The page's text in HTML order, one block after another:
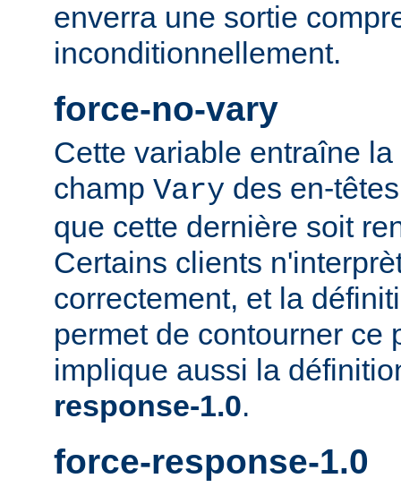
enverra une sortie
inconditionnellement.
force-no-vary
Cette variable entraîne
champ Vary des en-
que cette dernière soit
Certains clients
correctement, et la
permet de contourner ce
implique aussi la
response-1.0.
force-response-1.0